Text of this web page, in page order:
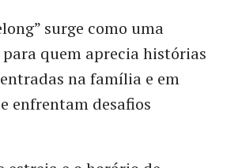
surge como uma
quem aprecia histórias
na família e em
enfrentam desafios